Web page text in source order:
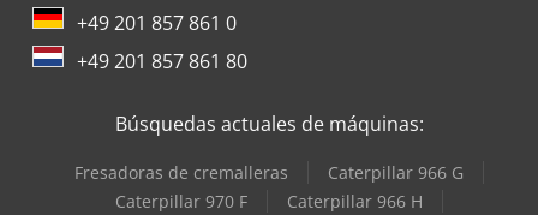
+49 201 857 861 0
+49 201 857 861 80
Búsquedas actuales de máquinas:
Fresadoras de cremalleras
Caterpillar 966 G
Caterpillar 970 F
Caterpillar 966 H